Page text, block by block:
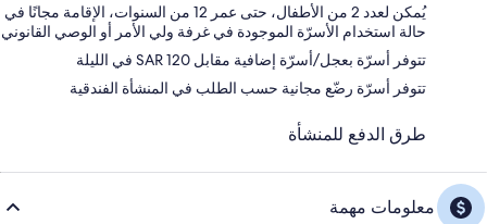
يُمكن لعدد 2 من الأطفال، حتى عمر 12 من السنوات، الإقامة مجانًا في
حالة استخدام الأسرّة الموجودة في غرفة ولي الأمر أو الوصي القانوني
تتوفر أسرّة بعجل/أسرّة إضافية مقابل SAR 120 في الليلة
تتوفر أسرّة رضّع مجانية حسب الطلب في المنشأة الفندقية
طرق الدفع للمنشأة
معلومات مهمة